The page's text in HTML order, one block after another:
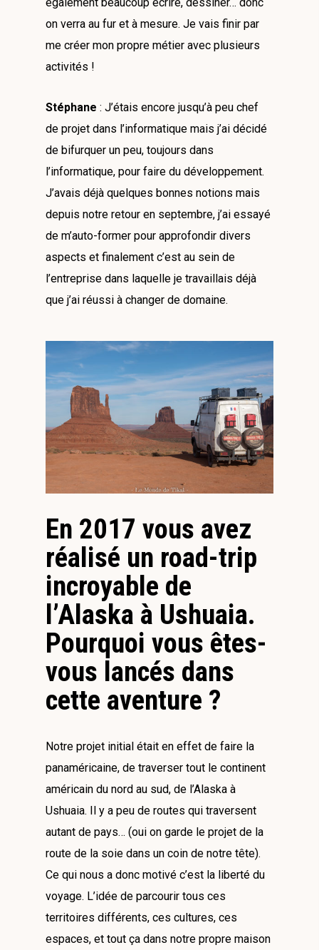
on verra au fur et à mesure. Je vais finir par
me créer mon propre métier avec plusieurs
activités !
Stéphane : J’étais encore jusqu’à peu chef
de projet dans l’informatique mais j’ai décidé
de bifurquer un peu, toujours dans
l’informatique, pour faire du développement.
J’avais déjà quelques bonnes notions mais
depuis notre retour en septembre, j’ai essayé
de m’auto-former pour approfondir divers
aspects et finalement c’est au sein de
l’entreprise dans laquelle je travaillais déjà
que j’ai réussi à changer de domaine.
En 2017 vous avez
réalisé un road-trip
incroyable de
l’Alaska à Ushuaia.
Pourquoi vous êtes-
vous lancés dans
cette aventure ?
Notre projet initial était en effet de faire la
panaméricaine, de traverser tout le continent
américain du nord au sud, de l’Alaska à
Ushuaia. Il y a peu de routes qui traversent
autant de pays… (oui on garde le projet de la
route de la soie dans un coin de notre tête).
Ce qui nous a donc motivé c’est la liberté du
voyage. L’idée de parcourir tous ces
territoires différents, ces cultures, ces
espaces, et tout ça dans notre propre maison